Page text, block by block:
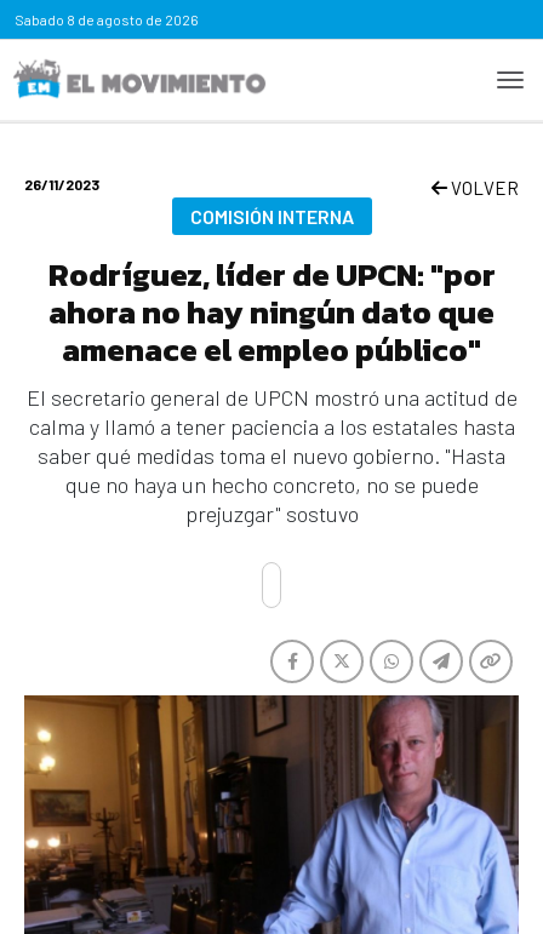
Sabado 8 de agosto de 2026
26/11/2023 VOLVER
COMISIÓN INTERNA
Rodríguez, líder de UPCN: "por
ahora no hay ningún dato que
amenace el empleo público"
El secretario general de UPCN mostró una actitud de
calma y llamó a tener paciencia a los estatales hasta
saber qué medidas toma el nuevo gobierno. "Hasta
que no haya un hecho concreto, no se puede
prejuzgar" sostuvo